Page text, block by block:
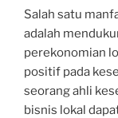
Salah satu
adalah
perekonomian
positif pada
seorang ahli
bisnis lokal